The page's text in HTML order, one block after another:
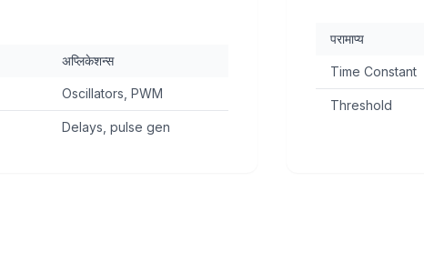
अप्लिकेशन्स
Oscillators, PWM
Delays, pulse gen
परामाप्य
Time Constant
Threshold